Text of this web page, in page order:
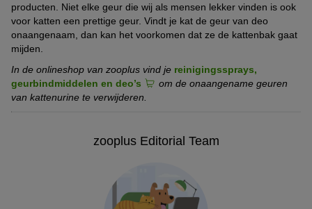
producten. Niet elke geur die wij als mensen lekker vinden is ook
voor katten een prettige geur. Vindt je kat de geur van deo
onaangenaam, dan kan het voorkomen dat ze de kattenbak gaat
mijden.
In de onlineshop van zooplus vind je reinigingssprays,
geurbindmiddelen en deo’s
om de onaangename geuren
van kattenurine te verwijderen.
zooplus Editorial Team